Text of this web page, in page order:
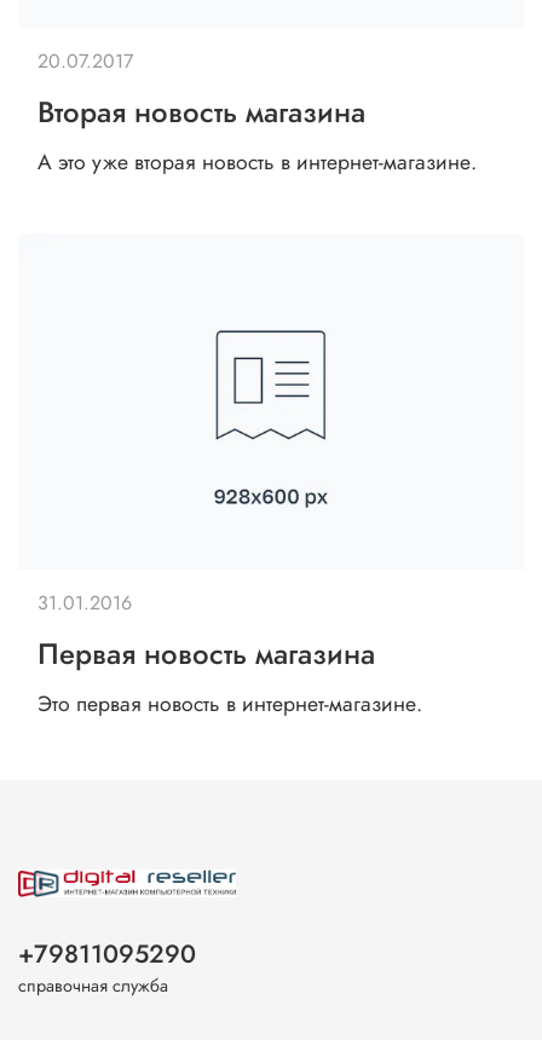
Вторая новость магазина
А это уже вторая новость в интернет-магазине.
20.07.2017
Первая новость магазина
Это первая новость в интернет-магазине.
31.01.2016
+79811095290
справочная служба